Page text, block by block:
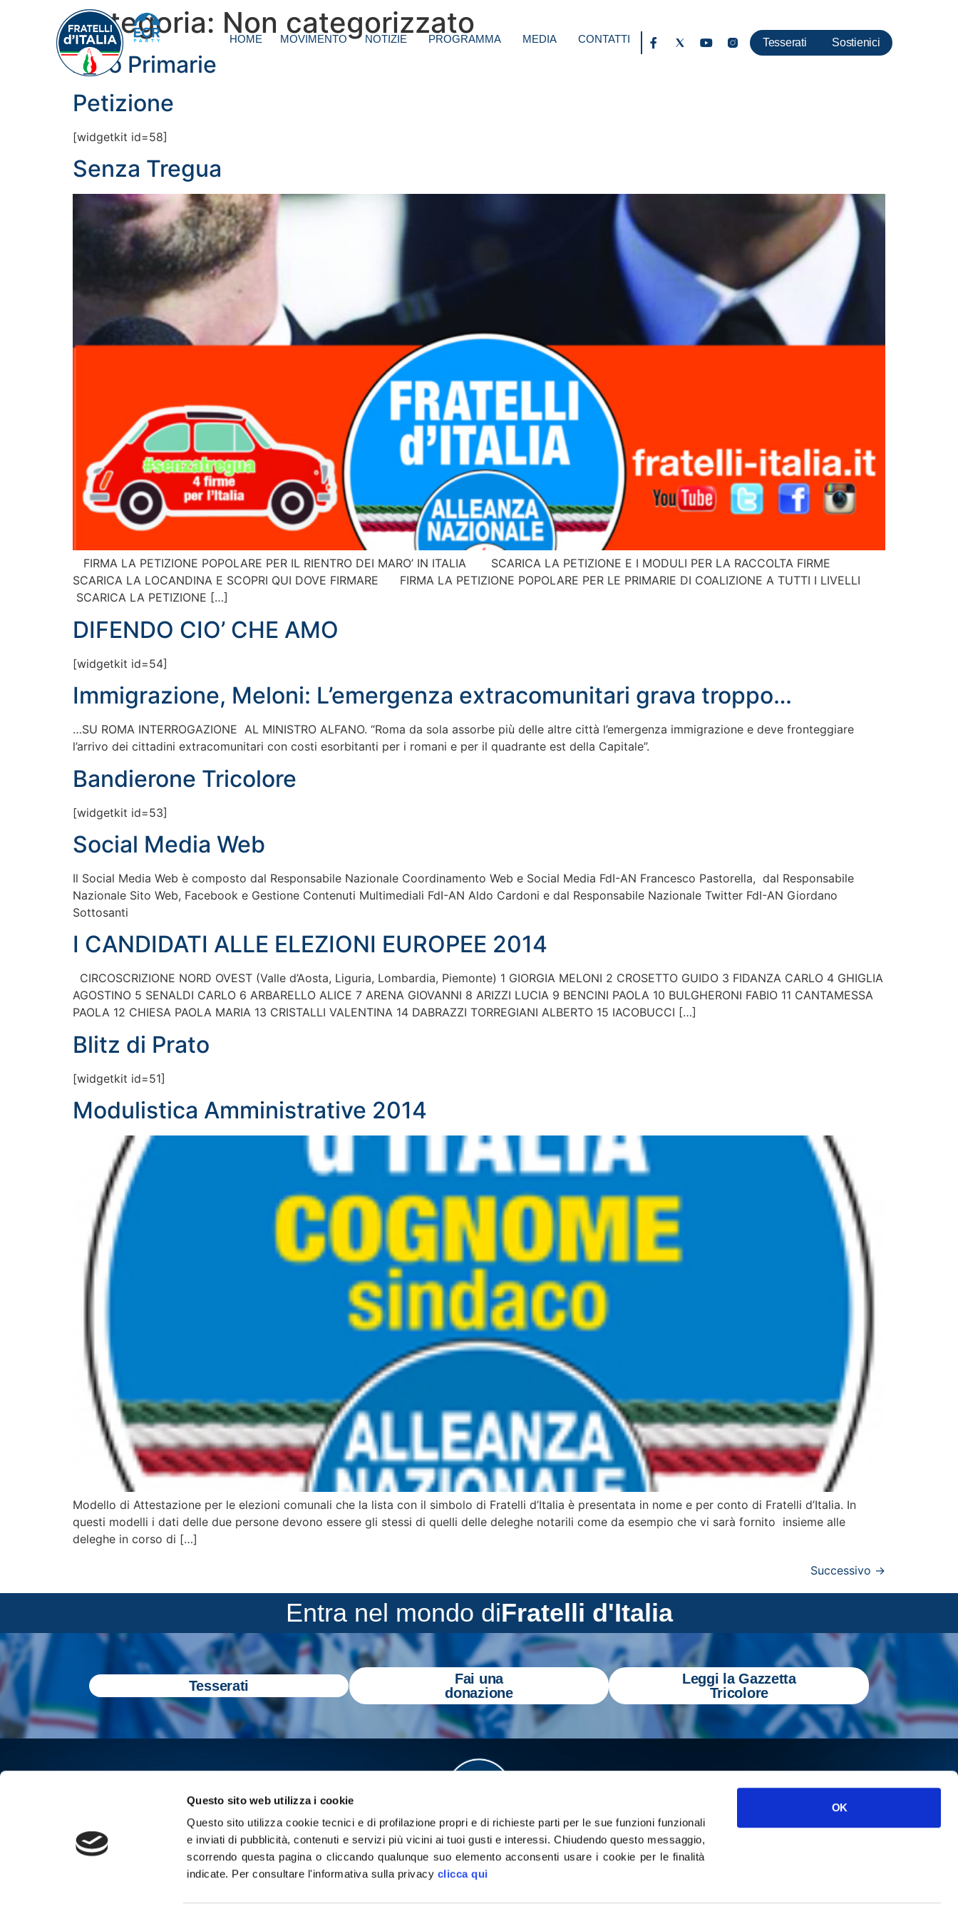
Questo sito web utilizza i cookie
Questo sito utilizza cookie tecnici e di profilazione propri e di richieste parti per le sue funzioni funzionali
e inviati di pubblicità, contenuti e servizi più vicini ai tuoi gusti e interessi.Chiudendo questo messaggio,
scorrendo questa pagina o cliccando qualunque suo elemento acconsenti usare i cookie per le finalità
indicate. Per consultare l'informativa sulla privacy clicca qui
OK
HOME MOVIMENTO NOTIZIE PROGRAMMA MEDIA CONTATTI Tesserati Sostienici
Categoria: Non categorizzato
Albo Primarie
Petizione
[widgetkit id=58]
Senza Tregua
FIRMA LA PETIZIONE POPOLARE PER IL RIENTRO DEI MARO’ IN ITALIA SCARICA LA PETIZIONE E I MODULI PER LA RACCOLTA FIRME
SCARICA LA LOCANDINA E SCOPRI QUI DOVE FIRMARE FIRMA LA PETIZIONE POPOLARE PER LE PRIMARIE DI COALIZIONE A TUTTI I LIVELLI
SCARICA LA PETIZIONE […]
DIFENDO CIO’ CHE AMO
[widgetkit id=54]
Immigrazione, Meloni: L’emergenza extracomunitari grava troppo…
…SU ROMA INTERROGAZIONE AL MINISTRO ALFANO. “Roma da sola assorbe più delle altre città l’emergenza immigrazione e deve fronteggiare
l’arrivo dei cittadini extracomunitari con costi esorbitanti per i romani e per il quadrante est della Capitale”.
Bandierone Tricolore
[widgetkit id=53]
Social Media Web
Il Social Media Web è composto dal Responsabile Nazionale Coordinamento Web e Social Media FdI-AN Francesco Pastorella, dal Responsabile
Nazionale Sito Web, Facebook e Gestione Contenuti Multimediali FdI-AN Aldo Cardoni e dal Responsabile Nazionale Twitter FdI-AN Giordano
Sottosanti
I CANDIDATI ALLE ELEZIONI EUROPEE 2014
CIRCOSCRIZIONE NORD OVEST (Valle d’Aosta, Liguria, Lombardia, Piemonte) 1 GIORGIA MELONI 2 CROSETTO GUIDO 3 FIDANZA CARLO 4 GHIGLIA
AGOSTINO 5 SENALDI CARLO 6 ARBARELLO ALICE 7 ARENA GIOVANNI 8 ARIZZI LUCIA 9 BENCINI PAOLA 10 BULGHERONI FABIO 11 CANTAMESSA
PAOLA 12 CHIESA PAOLA MARIA 13 CRISTALLI VALENTINA 14 DABRAZZI TORREGIANI ALBERTO 15 IACOBUCCI […]
Blitz di Prato
[widgetkit id=51]
Modulistica Amministrative 2014
Modello di Attestazione per le elezioni comunali che la lista con il simbolo di Fratelli d’Italia è presentata in nome e per conto di Fratelli d’Italia. In
questi modelli i dati delle due persone devono essere gli stessi di quelli delle deleghe notarili come da esempio che vi sarà fornito insieme alle
deleghe in corso di […]
Successivo →
Entra nel mondo diFratelli d'Italia
Tesserati
Fai una
donazione
Leggi la Gazzetta
Tricolore
Gazzetta Tricolore per tenerti aggiornato